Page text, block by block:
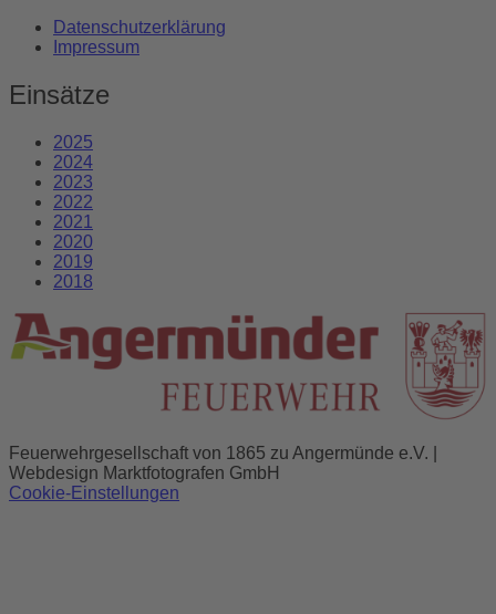
Datenschutzerklärung
Impressum
Einsätze
2025
2024
2023
2022
2021
2020
2019
2018
Feuerwehrgesellschaft von 1865 zu Angermünde e.V. |
Webdesign Marktfotografen GmbH
Cookie-Einstellungen